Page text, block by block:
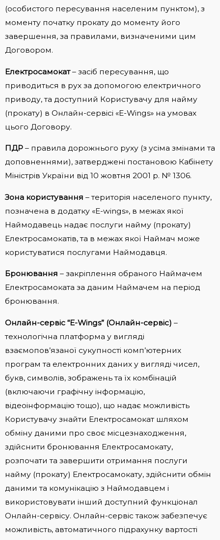
(особистого пересування населеним пунктом), з
моменту початку прокату до моменту його
завершення, за правилами, визначеними цим
Договором.
Електросамокат– засіб пересування, що
приводиться в рух за допомогою електричного
приводу, та доступний Користувачу для найму
(прокату) в Онлайн-сервісі «E-Wings» на умовах
цього Договору.
ПДР – правила дорожнього руху (з усіма змінами та
доповненнями), затверджені постановою Кабінету
Міністрів України від 10 жовтня 2001 р. № 1306.
Зона користування – територія населеного пункту,
позначена в додатку «E-wings», в межах якої
Наймодавець надає послуги найму (прокату)
Електросамокатів, та в межах якої Наймач може
користуватися послугами Наймодавця.
Бронювання – закріплення обраного Наймачем
Електросамоката за даним Наймачем на період
бронювання.
Онлайн-сервіс “E-Wings” (Онлайн-сервіс) –
технологічна платформа у вигляді
взаємопов’язаної сукупності комп’ютерних
програм та електронних даних у вигляді чисел,
букв, символів, зображень та їх комбінацій
(включаючи графічну інформацію,
відеоінформацію тощо), що надає можливість
Користувачу знайти Електросамокат шляхом
обміну даними про своє місцезнаходження,
здійснити бронювання Електросамокату,
розпочати та завершити отримання послуги
найму (прокату) Електросамокату, здійснити обмін
даними та комунікацію з Наймодавцем і
використовувати інший доступний функціонал
Онлайн-сервісу. Онлайн-сервіс також забезпечує
можливість, автоматичного підрахунку вартості